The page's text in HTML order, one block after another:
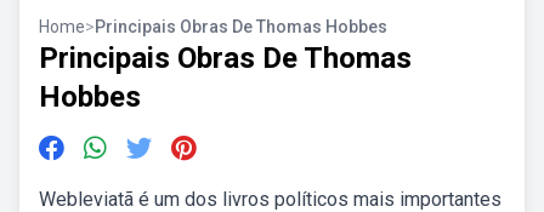
Home>Principais Obras De Thomas Hobbes
Principais Obras De Thomas
Hobbes
Webleviatã é um dos livros políticos mais importantes